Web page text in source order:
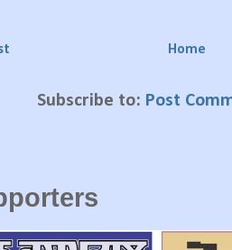
Home
Subscribe to: Post